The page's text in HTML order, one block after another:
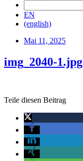
EN
(english)
Mai 11, 2025
img_2040-1.jpg
Teile diesen Beitrag